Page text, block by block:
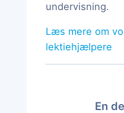
undervisning.
Læs mere om
lektiehjælpere
En